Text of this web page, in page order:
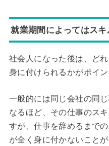
就業期間によってはス
社会人になった後は、ど
身に付けられるかがポイン
一般的には同じ会社の同
なるほど、その仕事のス
すが、仕事を辞めるまで
が全く身に付かないことが